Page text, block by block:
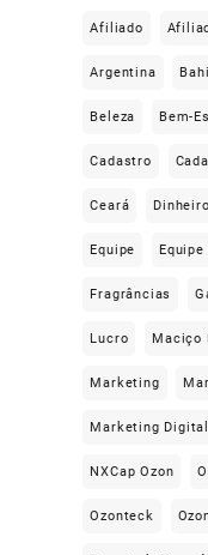
Afiliado
Argentina
Beleza Bem-
Cadastro
Ceará Dinheiro
Equipe
Fragrâncias
Lucro Maciço
Marketing
Marketing Digital
NXCap Ozon
Ozonteck